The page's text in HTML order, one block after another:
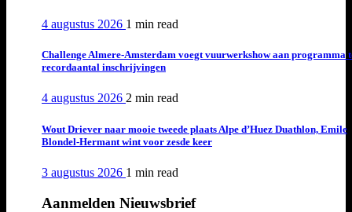
4 augustus 2026 1 min read
Challenge Almere-Amsterdam voegt vuurwerkshow aan programma
recordaantal inschrijvingen
4 augustus 2026 2 min read
Wout Driever naar mooie tweede plaats Alpe d’Huez Duathlon, Emile
Blondel-Hermant wint voor zesde keer
3 augustus 2026 1 min read
Aanmelden Nieuwsbrief